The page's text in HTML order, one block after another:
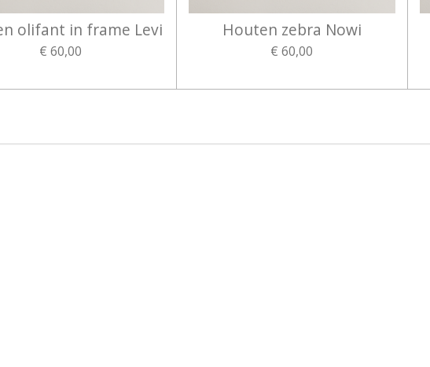
olifant in frame Levi
€ 60,00
Houten zebra Nowi
€ 60,00